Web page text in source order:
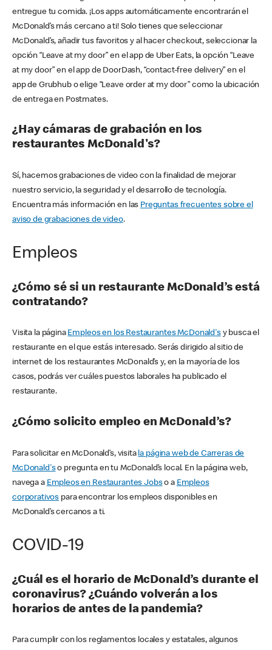
entregue tu comida. ¡Los apps automáticamente encontrarán el
McDonald’s más cercano a ti! Solo tienes que seleccionar
McDonald’s, añadir tus favoritos y al hacer checkout, seleccionar la
opción “Leave at my door” en el app de Uber Eats, la opción “Leave
at my door” en el app de DoorDash, “contact-free delivery” en el
app de Grubhub o elige “Leave order at my door” como la ubicación
de entrega en Postmates.
¿Hay cámaras de grabación en los
restaurantes McDonald's?
Sí, hacemos grabaciones de video con la finalidad de mejorar
nuestro servicio, la seguridad y el desarrollo de tecnología.
Encuentra más información en las Preguntas frecuentes sobre el
aviso de grabaciones de video.
Empleos
¿Cómo sé si un restaurante McDonald’s está
contratando?
Visita la página Empleos en los Restaurantes McDonald'sy busca el
restaurante en el que estás interesado. Serás dirigido al sitio de
internet de los restaurantes McDonald’s y, en la mayoría de los
casos, podrás ver cuáles puestos laborales ha publicado el
restaurante.
¿Cómo solicito empleo en McDonald’s?
Para solicitar en McDonald’s, visita la página web de Carreras de
McDonald'so pregunta en tu McDonald’s local. En la página web,
navega a Empleos en Restaurantes Jobso a Empleos
corporativos para encontrar los empleos disponibles en
McDonald’s cercanos a ti.
COVID-19
¿Cuál es el horario de McDonald’s durante el
coronavirus? ¿Cuándo volverán a los
horarios de antes de la pandemia?
Para cumplir con los reglamentos locales y estatales, algunos